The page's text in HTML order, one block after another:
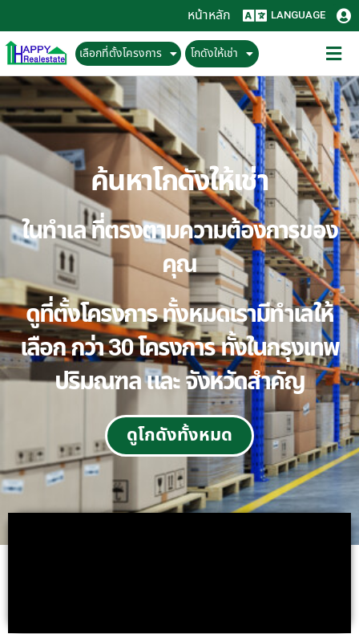
หน้าหลัก LANGUAGE
เลือกที่ตั้งโครงการ โกดังให้เช่า
ค้นหาโกดังให้เช่า
ในทำเล ที่ตรงตามความต้องการของ
คุณ
ดูที่ตั้งโครงการ ทั้งหมดเรามีทำเลให้
เลือก กว่า 30 โครงการ ทั้งในกรุงเทพ
ปริมณฑล และ จังหวัดสำคัญ
ดูโกดังทั้งหมด